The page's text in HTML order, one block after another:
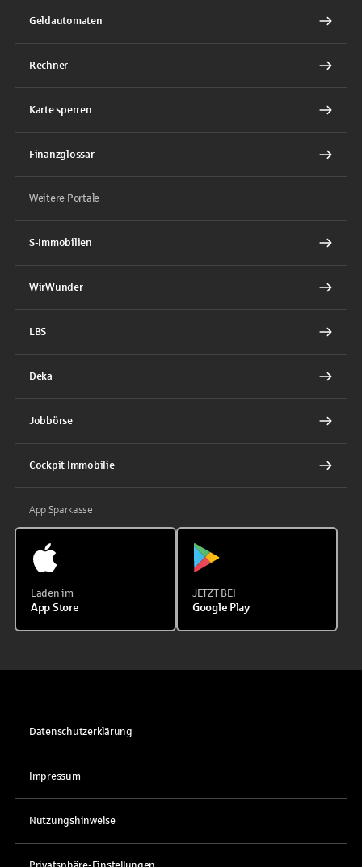
Geldautomaten
Rechner
Karte sperren
Finanzglossar
Weitere Portale
S-Immobilien
WirWunder
LBS
Deka
Jobbörse
Cockpit Immobilie
App Sparkasse
Laden im
App Store
JETZT BEI
Google Play
Datenschutzerklärung
Impressum
Nutzungshinweise